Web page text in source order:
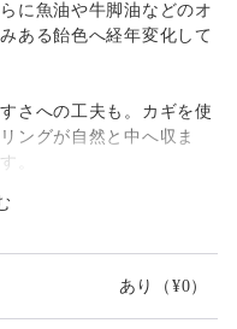
に魚油や牛脚油などのオ
ある飴色へ経年変化して
さへの工夫も。カギを使
ングが自然と中へ収ま
。
（閉じた状態）
ラッピング対応
あり （¥0）